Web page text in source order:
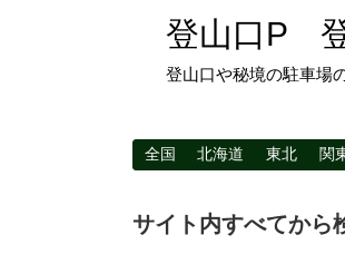
登山口P
登山口や秘境の駐車場
全国 北海道 東北 関
サイト内すべてから